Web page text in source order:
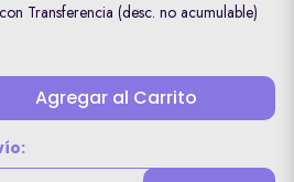
Transferencia (desc. no acumulable)
Agregar al Carrito